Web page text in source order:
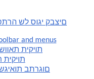
הצגה והסתרה של
and menus
חלון השוואת
חלון
דיווח על